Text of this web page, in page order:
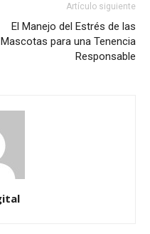
Artículo siguiente
El Manejo del Estrés de las
Mascotas para una Tenencia
Responsable